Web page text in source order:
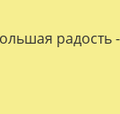
радость